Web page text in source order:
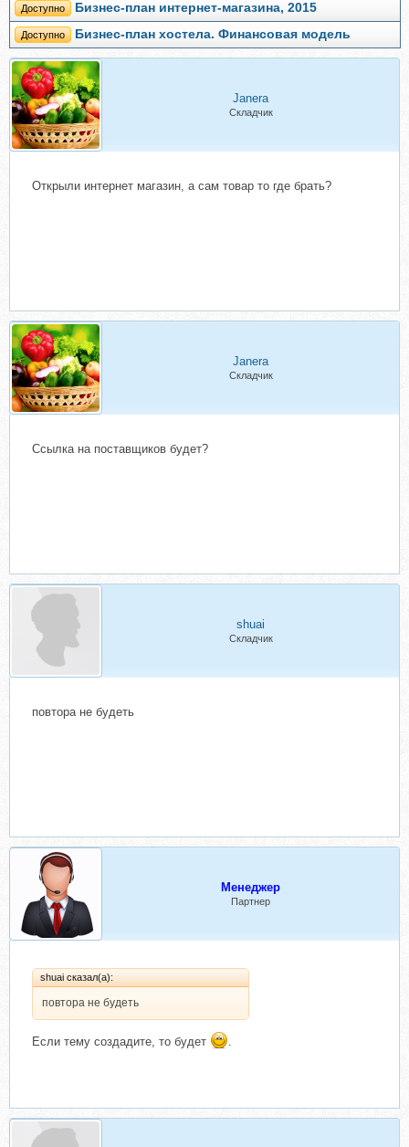
Доступно Бизнес-план интернет-магазина, 2015
Доступно Бизнес-план хостела. Финансовая модель
Janera
Складчик
Открыли интернет магазин, а сам товар то где брать?
Janera
Складчик
Ссылка на поставщиков будет?
shuai
Складчик
повтора не будеть
Менеджер
Партнер
shuai сказал(а):
повтора не будеть
Если тему создадите, то будет .